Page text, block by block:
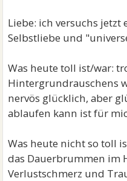
Liebe: ich versuchs
Selbstliebe und
Was heute toll ist/war:
Hintergrundrauschens
nervös glücklich, aber
ablaufen kann ist für
Was heute nicht so toll
das Dauerbrummen im
Verlustschmerz und